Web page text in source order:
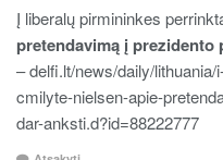
Į liberalų pirmininkes
pretendavimą į prezidento
– delfi.lt/news/daily/
cmilyte-nielsen-apie-
dar-anksti.d?id=88222777